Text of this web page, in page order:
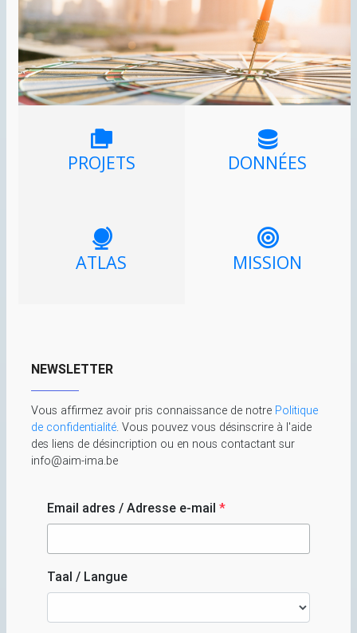
PROJETS DONNÉES
ATLAS MISSION
NEWSLETTER
Vous affirmez avoir pris connaissance de notre Politique
de confidentialité. Vous pouvez vous désinscrire à l'aide
des liens de désincription ou en nous contactant sur
info@aim-ima.be
Email adres / Adresse e-mail *
Taal / Langue